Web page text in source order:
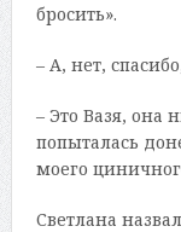
бросить».
– А, нет,
– Это Вазя, она
попыталась
моего
Светлана